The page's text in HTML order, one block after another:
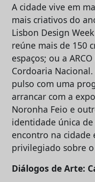
A cidade vive em
mais criativos do
Lisbon Design
reúne mais de 150
espaços; ou a
Cordoaria
pulso com uma
arrancar com a
Noronha Feio e
identidade única
encontro na
privilegiado sobre o
Diálogos de Arte: